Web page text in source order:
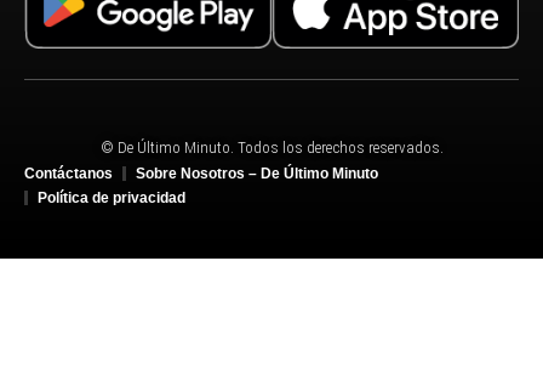
© De Último Minuto. Todos los derechos reservados.
Contáctanos
Sobre Nosotros – De Último Minuto
Política de privacidad